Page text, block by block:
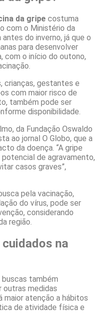
da gripe costuma
com o Ministério da
do inverno, já que o
para desenvolver
com o início do outono,
crianças, gestantes e
com maior risco de
também pode ser
disponibilidade.
da Fundação Oswaldo
ao jornal O Globo, que a
da doença. “A gripe
de agravamento,
casos graves”,
pela vacinação,
do vírus, pode ser
considerando
região.
na
buscas também
outras medidas
maior atenção a hábitos
de atividade física e